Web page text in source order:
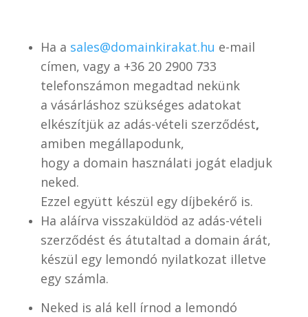
Ha a sales@domainkirakat.hu e-mail
címen, vagy a +36 20 2900 733
telefonszámon megadtad nekünk
a vásárláshoz szükséges adatokat
elkészítjük az adás-vételi szerződést,
amiben megállapodunk,
hogy a domain használati jogát eladjuk
neked.
Ezzel együtt készül egy díjbekérő is.
Ha aláírva visszaküldöd az adás-vételi
szerződést és átutaltad a domain árát,
készül egy lemondó nyilatkozat illetve
egy számla.
Neked is alá kell írnod a lemondó